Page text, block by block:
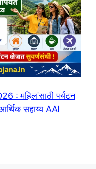
: महिलांसाठी पर्यटन
सहाय्य AAI